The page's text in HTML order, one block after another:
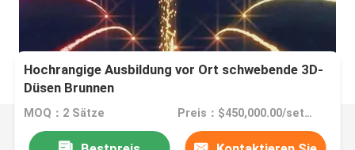
Hochrangige Ausbildung vor Ort schwebende 3D-
Düsen Brunnen
MOQ：2 Sätze Preis：$450,000.00/sets >=2 sets